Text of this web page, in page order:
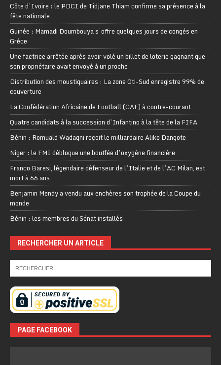
Côte d’Ivoire : le PDCI de Tidjane Thiam confirme sa présence à la
fête nationale
Guinée : Mamadi Doumbouya s’offre quelques jours de congés en
Grèce
Une factrice arrêtée après avoir volé un billet de loterie gagnant que
son propriétaire avait envoyé à un proche
Distribution des moustiquaires : La zone Oti-Sud enregistre 99% de
couverture
La Confédération Africaine de Football (CAF) à contre-courant
Quatre candidats à la succession d’Infantino à la tête de la FIFA
Bénin : Romuald Wadagni reçoit le milliardaire Aliko Dangote
Niger : le FMI débloque une bouffée d’oxygène financière
Franco Baresi, légendaire défenseur de l’Italie et de l’AC Milan, est
mort à 66 ans
Benjamin Mendy a vendu aux enchères son trophée de la Coupe du
monde
Bénin : les membres du Sénat installés
RECHERCHER UN ARTICLE
PAGE FACEBOOK